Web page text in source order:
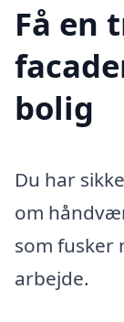
Få en
bolig
Du har
om
som fusker
arbejde.